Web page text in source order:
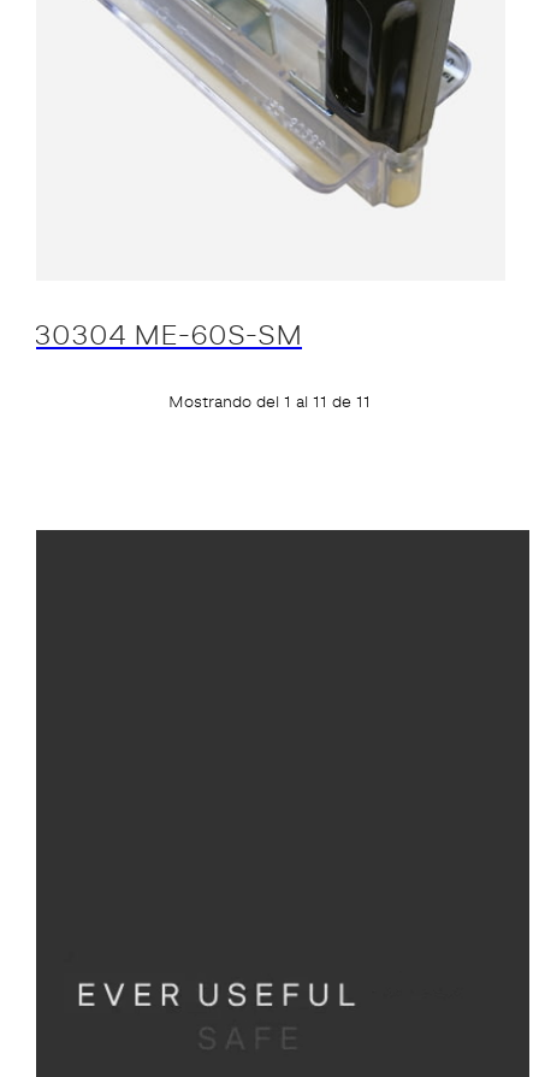
30304 ME-60S-SM
Mostrando del 1 al 11 de 11